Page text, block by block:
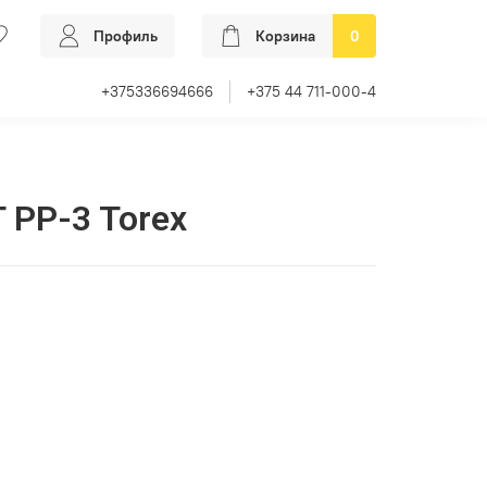
Профиль Корзина 0
+375336694666 +375 44 711-000-4
PP-3 Torex